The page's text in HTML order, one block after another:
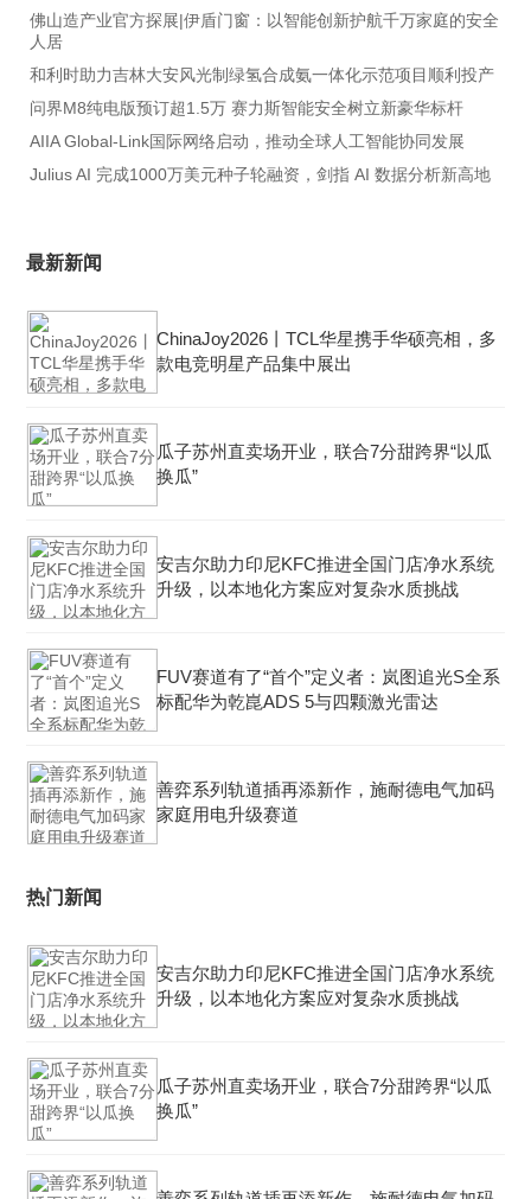
佛山造产业官方探展|伊盾门窗：以智能创新护航千万家庭的安全
人居
和利时助力吉林大安风光制绿氢合成氨一体化示范项目顺利投产
问界M8纯电版预订超1.5万 赛力斯智能安全树立新豪华标杆
AIIA Global-Link国际网络启动，推动全球人工智能协同发展
Julius AI 完成1000万美元种子轮融资，剑指 AI 数据分析新高地
最新新闻
ChinaJoy2026丨TCL华星携手华硕亮相，多
款电竞明星产品集中展出
瓜子苏州直卖场开业，联合7分甜跨界“以瓜
换瓜”
安吉尔助力印尼KFC推进全国门店净水系统
升级，以本地化方案应对复杂水质挑战
FUV赛道有了“首个”定义者：岚图追光S全系
标配华为乾崑ADS 5与四颗激光雷达
善弈系列轨道插再添新作，施耐德电气加码
家庭用电升级赛道
热门新闻
安吉尔助力印尼KFC推进全国门店净水系统
升级，以本地化方案应对复杂水质挑战
瓜子苏州直卖场开业，联合7分甜跨界“以瓜
换瓜”